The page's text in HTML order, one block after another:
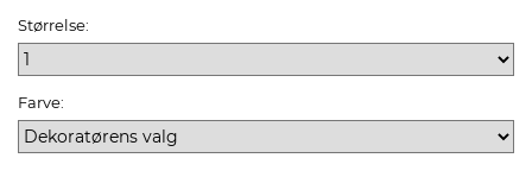
Størrelse:
Farve: